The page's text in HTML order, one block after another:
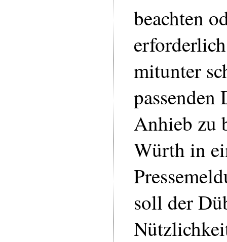
beachten
mitunter
passenden
Anhieb zu
Würth in
soll der